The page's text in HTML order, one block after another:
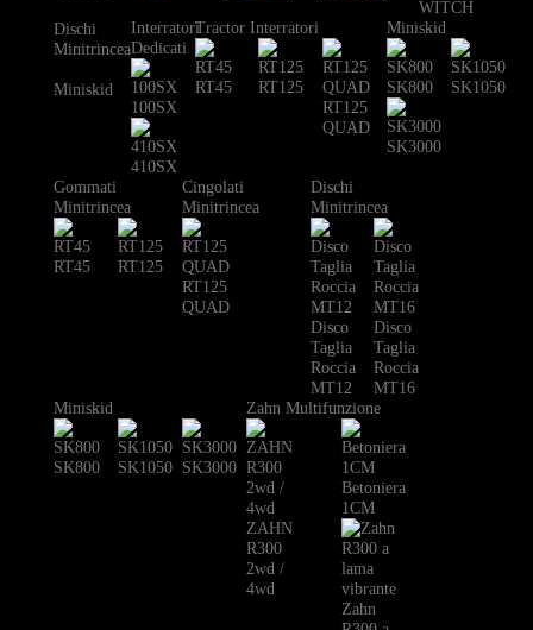
Dischi
Minitrincea
Miniskid
Interratori
Dedicati
100SX
410SX
Tractor Interratori
RT45
RT125
RT125
QUAD
Miniskid
SK800 SK1050
SK3000
Gommati
Minitrincea
RT45 RT125
Cingolati
Minitrincea
RT125
QUAD
Dischi
Minitrincea
Disco
Taglia
Roccia
MT12
Disco
Taglia
Roccia
MT16
Miniskid
SK800 SK1050 SK3000
Zahn Multifunzione
ZAHN
R300
2wd /
4wd
Betoniera
1CM
Zahn